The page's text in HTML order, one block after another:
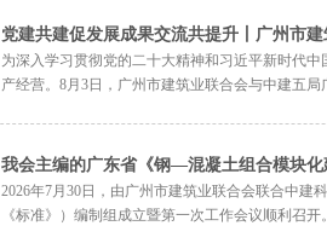
党建共建促发展成果交流共提升丨广州市
为深入学习贯彻党的二十大精神和习近平新时代
产经营。8月3日，广州市建筑业联合会与中建五
我会主编的广东省《钢—混凝土组合模块
2026年7月30日，由广州市建筑业联合会联合中
《标准》）编制组成立暨第一次工作会议顺利召